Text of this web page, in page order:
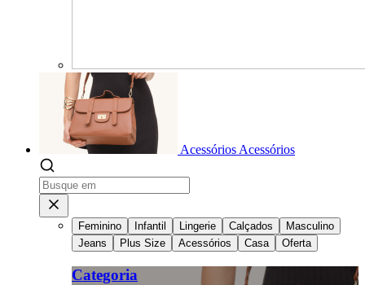
Acessórios Acessórios
Feminino Infantil Lingerie Calçados
Masculino
Jeans
Plus Size Acessórios Casa Oferta
Categoria